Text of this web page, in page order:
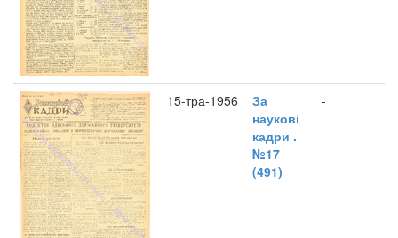
15-тра-1956
За
наукові
кадри .
№17
(491)
-